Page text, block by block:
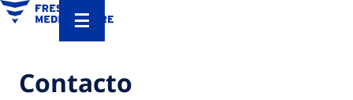
Contacto